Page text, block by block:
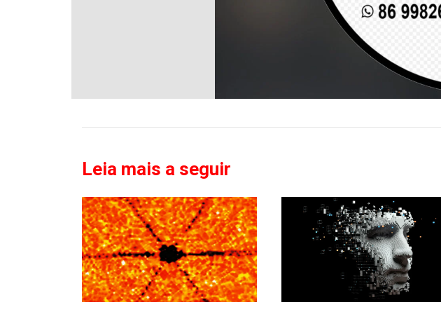
Leia mais a seguir